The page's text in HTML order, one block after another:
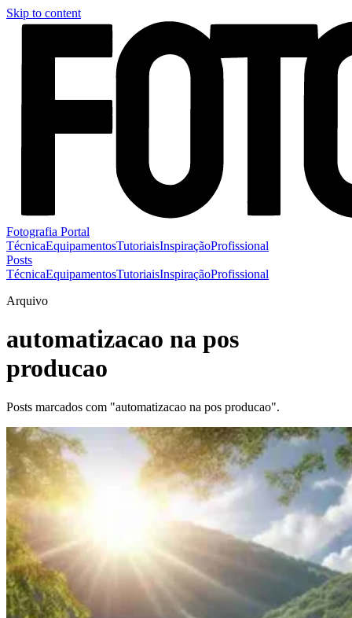
Skip to content
Fotografia Portal
TécnicaEquipamentosTutoriaisInspiraçãoProfissional
Posts
TécnicaEquipamentosTutoriaisInspiraçãoProfissional
Arquivo
automatizacao na pos
producao
Posts marcados com "automatizacao na pos producao".